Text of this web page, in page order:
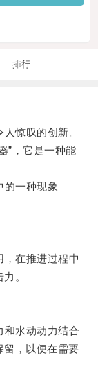
排行
惊叹的创新。
，它是一种能
的一种现象——
在推进过程中
。
水动动力结合
留，以便在需要